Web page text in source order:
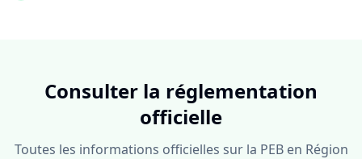
Consulter la réglementation
officielle
Toutes les informations officielles sur la PEB en Région